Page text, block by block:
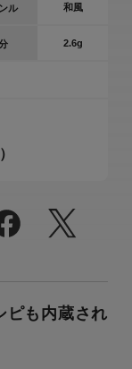
ル 和風
2.6g
も内蔵され